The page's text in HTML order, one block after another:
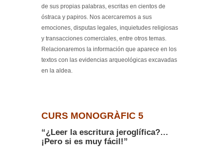
de sus propias palabras, escritas en cientos de
óstraca y papiros. Nos acercaremos a sus
emociones, disputas legales, inquietudes religiosas
y transacciones comerciales, entre otros temas.
Relacionaremos la información que aparece en los
textos con las evidencias arqueológicas excavadas
en la aldea.
CURS MONOGRÀFIC 5
“¿Leer la escritura jeroglífica?…
¡Pero si es muy fácil!”